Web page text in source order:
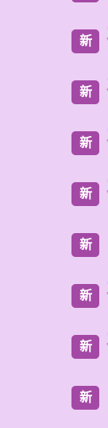
新
新
新
新
新
新
新
新